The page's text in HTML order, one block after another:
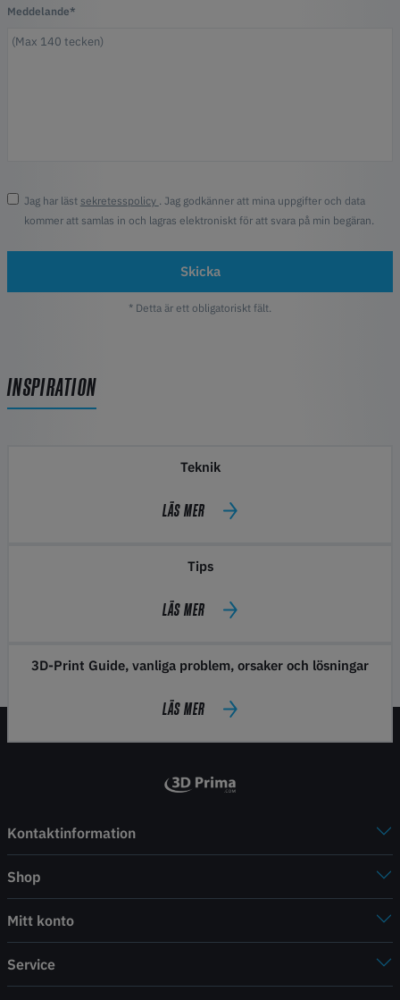
Meddelande*
Jag har läst sekretesspolicy . Jag godkänner att mina uppgifter och data
kommer att samlas in och lagras elektroniskt för att svara på min begäran.
Skicka
* Detta är ett obligatoriskt fält.
INSPIRATION
Teknik
LÄS MER
Tips
LÄS MER
3D-Print Guide, vanliga problem, orsaker och lösningar
LÄS MER
Kontaktinformation
Shop
Mitt konto
Service